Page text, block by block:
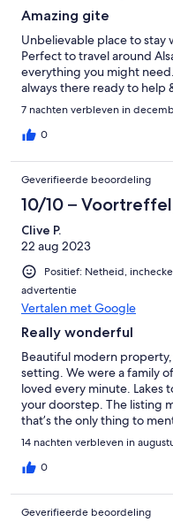
Amazing gite
Unbelievable place to stay
Perfect to travel around
everything you might
always there ready to help
7 nachten verbleven in
0
Geverifieerde beoordeling
10/10 –
Clive P.
22 aug 2023
Positief: Netheid,
advertentie
Vertalen met Google
Really wonderful
Beautiful modern
setting. We were a family
loved every minute. Lakes
your doorstep. The listing
that’s the only thing to
14 nachten verbleven in
0
Geverifieerde beoordeling